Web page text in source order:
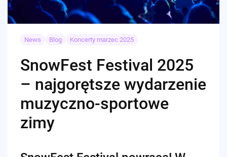
News Blog Koncerty marzec 2025
SnowFest Festival 2025
– najgorętsze wydarzenie
muzyczno-sportowe
zimy